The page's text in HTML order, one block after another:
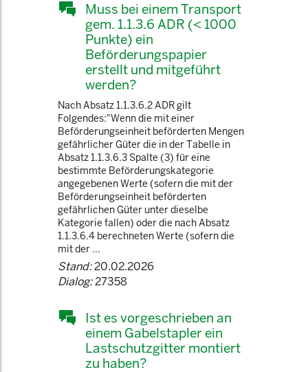
Muss bei einem Transport
gem. 1.1.3.6 ADR (< 1000
Punkte) ein
Beförderungspapier
erstellt und mitgeführt
werden?
Nach Absatz 1.1.3.6.2 ADR gilt
Folgendes:"Wenn die mit einer
Beförderungseinheit beförderten Mengen
gefährlicher Güter die in der Tabelle in
Absatz 1.1.3.6.3 Spalte (3) für eine
bestimmte Beförderungskategorie
angegebenen Werte (sofern die mit der
Beförderungseinheit beförderten
gefährlichen Güter unter dieselbe
Kategorie fallen) oder die nach Absatz
1.1.3.6.4 berechneten Werte (sofern die
mit der ...
Stand:20.02.2026
Dialog:27358
Ist es vorgeschrieben an
einem Gabelstapler ein
Lastschutzgitter montiert
zu haben?